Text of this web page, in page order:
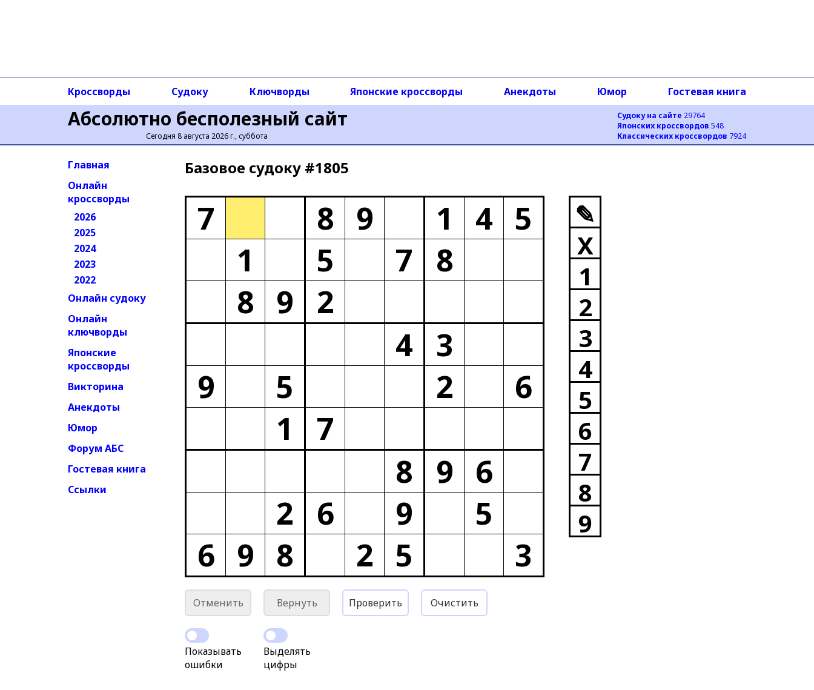
Абсолютно бесполезный сайт
Сегодня 8 августа 2026 г., суббота
Судоку на сайте 29764
Японских кроссвордов 548
Классических кроссвордов 7924
Кроссворды Судоку Ключворды Японские кроссворды Анекдоты Юмор Гостевая книга
Главная
Онлайн
кроссворды
2026
2025
2024
2023
2022
Онлайн судоку
Онлайн
ключворды
Японские
кроссворды
Викторина
Анекдоты
Юмор
Форум АБС
Гостевая книга
Ссылки
Базовое cудоку #1805
7 8 9 1 4 5
1
5 7
8
8 9
2
4
3
9
5 2
6
1
7
8
9 6
2
6 9
5
6 9 8 2 5 3
✎
X
1
2
3
4
5
6
7
8
9
Отменить Вернуть Проверить Очистить
Показывать
ошибки
Выделять
цифры